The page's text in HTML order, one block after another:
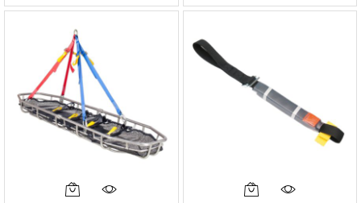
Las
elegir
en